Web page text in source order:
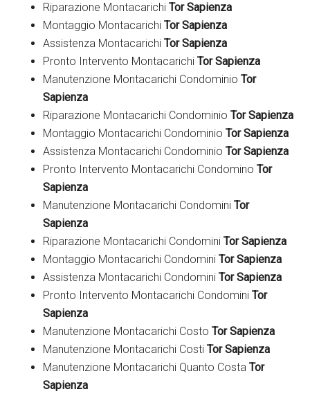
Riparazione MontacarichiTor Sapienza
Montaggio MontacarichiTor Sapienza
Assistenza MontacarichiTor Sapienza
Pronto Intervento MontacarichiTor Sapienza
Manutenzione Montacarichi CondominioTor
Sapienza
Riparazione Montacarichi CondominioTor Sapienza
Montaggio Montacarichi CondominioTor Sapienza
Assistenza Montacarichi CondominioTor Sapienza
Pronto Intervento Montacarichi CondominoTor
Sapienza
Manutenzione Montacarichi CondominiTor
Sapienza
Riparazione Montacarichi CondominiTor Sapienza
Montaggio Montacarichi CondominiTor Sapienza
Assistenza Montacarichi CondominiTor Sapienza
Pronto Intervento Montacarichi CondominiTor
Sapienza
Manutenzione Montacarichi CostoTor Sapienza
Manutenzione Montacarichi CostiTor Sapienza
Manutenzione Montacarichi Quanto CostaTor
Sapienza